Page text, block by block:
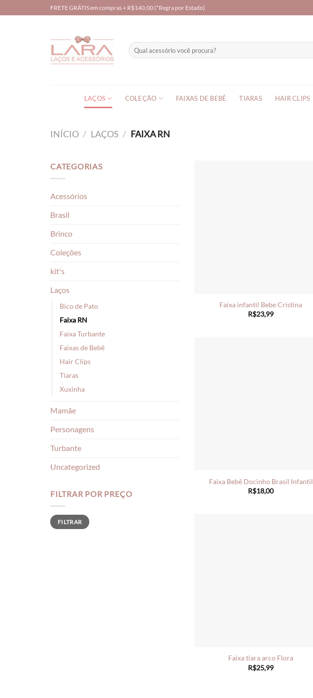
to
FRETE GRÁTIS em compras + R$140,00 (*Regra por Estado)
Pesquisar
por:
LAÇOS COLEÇÃO FAIXAS DE BEBÊ TIARAS HAIR CLIPS
INÍCIO / LAÇOS / FAIXA RN
CATEGORIAS
Acessórios
Brasil
Brinco
Coleções
kit's
Laços
Bico de Pato
Faixa RN
Faixa Turbante
Faixas de Bebê
Hair Clips
Tiaras
Xuxinha
Mamãe
Personagens
Turbante
Uncategorized
FILTRAR POR PREÇO
Preço
mínimo
Preço
máximo
FILTRAR
Faixa infantil Bebe Cristina
R$23,99
Faixa Bebê Docinho Brasil Infantil
R$18,00
Faixa tiara arco Flora
R$25,99